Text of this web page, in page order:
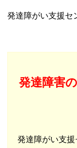
発達障がい支援セ
発達障害
発達障がい支